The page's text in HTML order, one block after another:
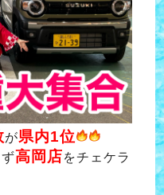
が県内1位
高岡店をチェケラ